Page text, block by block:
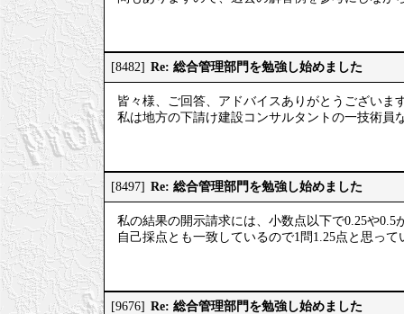
[8482] Re: 総合管理部門を勉強し始めました
皆々様、ご回答、アドバイスありがとうございま
私は地方の下請け建設コンサルタントの一技術員
[8497] Re: 総合管理部門を勉強し始めました
私の結果の開示請求には、小数点以下で0.25や0.5
自己採点とも一致しているので1問1.25点と思って
[9676] Re: 総合管理部門を勉強し始めました